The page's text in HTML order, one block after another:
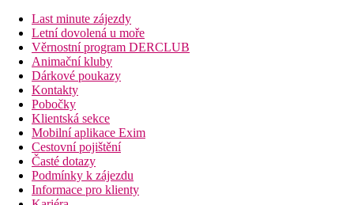
výhled na moře, který vytváří příjemnou atmosféru. Pokoje
Vzdálenosti
30 km
Vzdálenost od nejbližšího letiště
50 m
Vzdálenost k pláži
Pláž
Last minute zájezdy
Letní dovolená u moře
Věrnostní program DERCLUB
Animační kluby
Dárkové poukazy
Kontakty
Pobočky
Klientská sekce
Mobilní aplikace Exim
Cestovní pojištění
Časté dotazy
Podmínky k zájezdu
Informace pro klienty